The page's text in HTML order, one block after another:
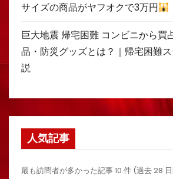
サイズの商品がヤフオクで3万円
巨大地震 帰宅困難 コンビニから買
品・防災グッズとは？｜帰宅困難
説
人気記事
最も訪問者が多かった記事 10 件 (過去 28